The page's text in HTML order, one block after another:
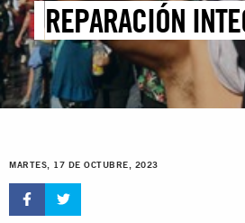
REPARACIÓN
LAS VÍCTIMAS
MARTES, 17 DE OCTUBRE, 2023